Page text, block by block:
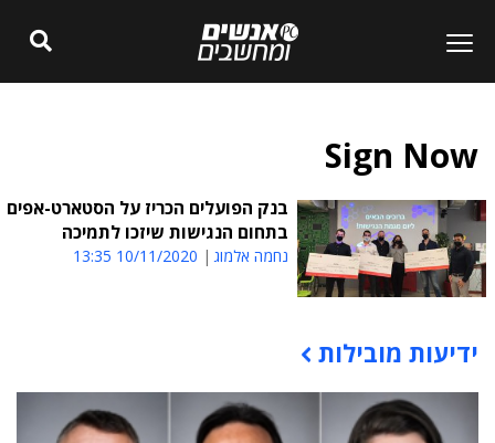
Sign Now
בנק הפועלים הכריז על הסטארט-אפים
בתחום הנגישות שיזכו לתמיכה
נחמה אלמוג 10/11/2020 13:35
תוכן פרסומי
ידיעות מובילות